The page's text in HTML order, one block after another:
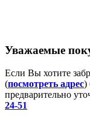
Уважаемые
Если Вы хотите
(посмотреть адрес)
предварительно
24-51